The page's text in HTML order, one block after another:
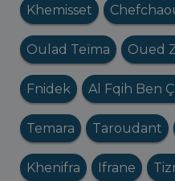
Khemisset
Oulad Teïma Oued
Fnidek Al Fqih Ben
Temara Taroudant
Khenifra Ifrane